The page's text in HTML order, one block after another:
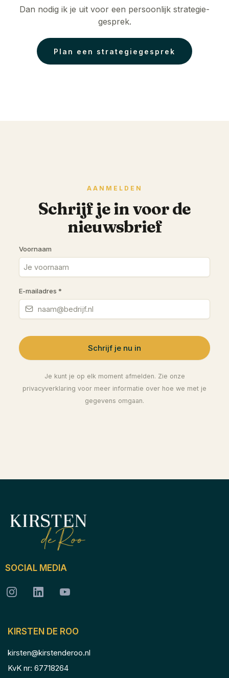
Dan nodig ik je uit voor een persoonlijk strategie-
gesprek.
Plan een strategiegesprek
AANMELDEN
Schrijf je in voor de
nieuwsbrief
Voornaam
E-mailadres *
Schrijf je nu in
Je kunt je op elk moment afmelden. Zie onze
privacyverklaring voor meer informatie over hoe we met je
gegevens omgaan.
SOCIAL MEDIA
KIRSTEN DE ROO
kirsten@kirstenderoo.nl
KvK nr: 67718264